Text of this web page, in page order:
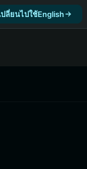
ปลี่ยนไปใช้English